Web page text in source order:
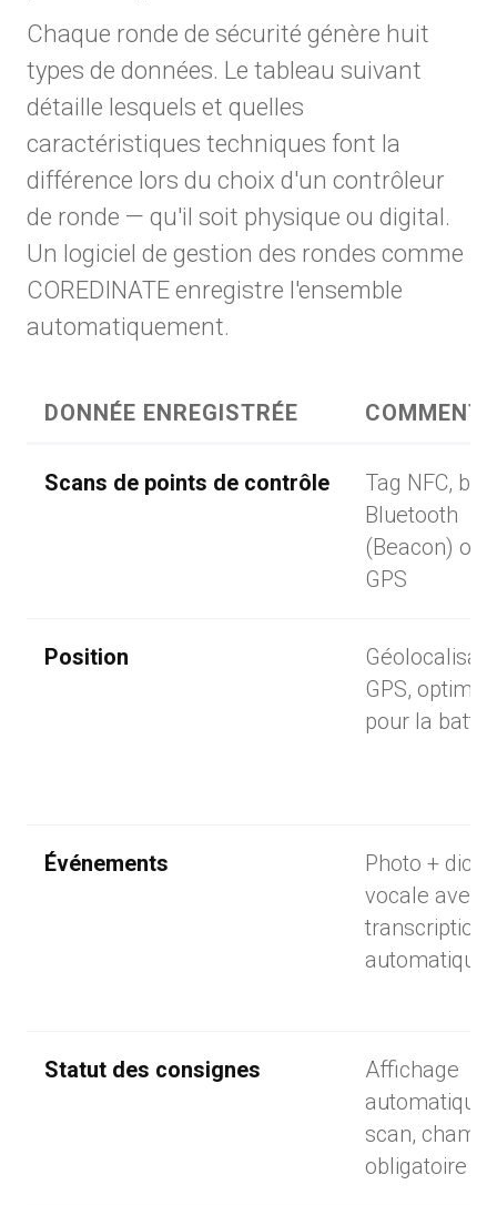
Chaque ronde de sécurité génère huit
types de données. Le tableau suivant
détaille lesquels et quelles
caractéristiques techniques font la
différence lors du choix d'un contrôleur
de ronde — qu'il soit physique ou digital.
Un logiciel de gestion des rondes comme
COREDINATE enregistre l'ensemble
automatiquement.
DONNÉE ENREGISTRÉE COMMENT
Scans de points de contrôle
Tag NFC,
Bluetooth
(Beacon) ou
GPS
Position
GPS,
pour la
Événements
Photo +
vocale avec
transcription
automatique
Statut des consignes
Affichage
automatique
scan, champ
obligatoire